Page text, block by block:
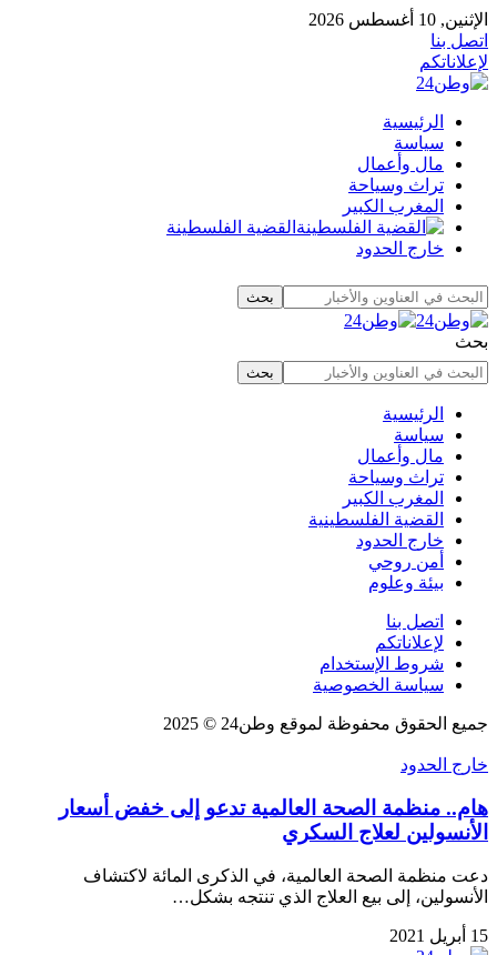
الإثنين, 10 أغسطس 2026
اتصل بنا
لإعلاناتكم
الرئيسية
سياسة
مال وأعمال
تراث وسياحة
المغرب الكبير
القضية الفلسطينة
خارج الحدود
بحث
الرئيسية
سياسة
مال وأعمال
تراث وسياحة
المغرب الكبير
القضية الفلسطينية
خارج الحدود
أمن روحي
بيئة وعلوم
اتصل بنا
لإعلاناتكم
شروط الإستخدام
سياسة الخصوصية
جميع الحقوق محفوظة لموقع وطن24 © 2025
خارج الحدود
هام.. منظمة الصحة العالمية تدعو إلى خفض أسعار
الأنسولين لعلاج السكري
دعت منظمة الصحة العالمية، في الذكرى المائة لاكتشاف
الأنسولين، إلى بيع العلاج الذي تنتجه بشكل…
15 أبريل 2021